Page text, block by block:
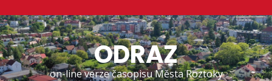
Skip
to
content
ODRAZ
on-line verze časopisu Města Roztoky